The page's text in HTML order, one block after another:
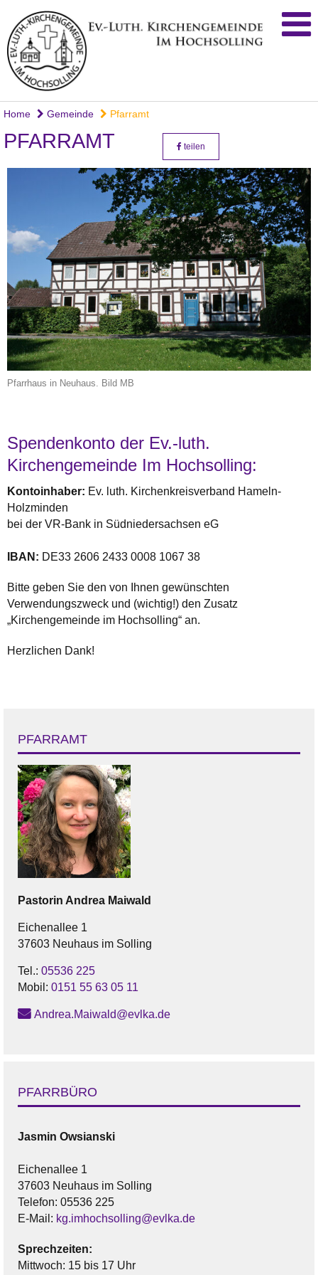
Home Gemeinde Pfarramt
PFARRAMT teilen
Pfarrhaus in Neuhaus. Bild MB
Spendenkonto der Ev.-luth.
Kirchengemeinde Im Hochsolling:
Kontoinhaber: Ev. luth. Kirchenkreisverband Hameln-
Holzminden
bei der VR-Bank in Südniedersachsen eG
IBAN: DE33 2606 2433 0008 1067 38
Bitte geben Sie den von Ihnen gewünschten
Verwendungszweck und (wichtig!) den Zusatz
„Kirchengemeinde im Hochsolling“ an.
Herzlichen Dank!
PFARRAMT
Pastorin Andrea Maiwald
Eichenallee 1
37603 Neuhaus im Solling
Tel.: 05536 225
Mobil: 0151 55 63 05 11
Andrea.Maiwald@evlka.de
PFARRBÜRO
Jasmin Owsianski
Eichenallee 1
37603 Neuhaus im Solling
Telefon: 05536 225
E-Mail: kg.imhochsolling@evlka.de
Sprechzeiten:
Mittwoch: 15 bis 17 Uhr